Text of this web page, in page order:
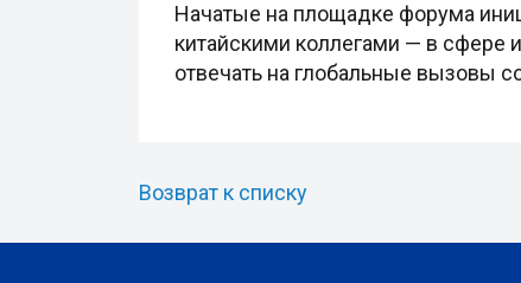
Начатые на площадке форума
китайскими коллегами — в сфере
отвечать на глобальные вызовы
Возврат к списку